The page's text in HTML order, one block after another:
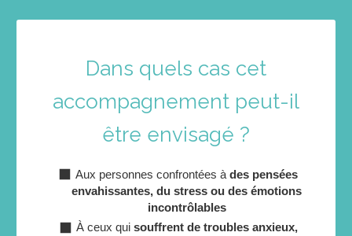
Dans quels cas cet
accompagnement peut-il
être envisagé ?
Aux personnes confrontées à des pensées
envahissantes, du stress ou des émotions
incontrôlables
À ceux qui souffrent de troubles anxieux,